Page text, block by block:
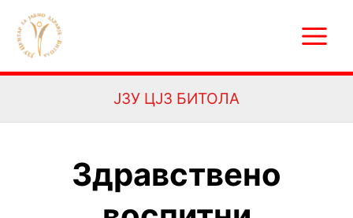
content
Menu
ЈЗУ ЦЈЗ БИТОЛА
Здравствено